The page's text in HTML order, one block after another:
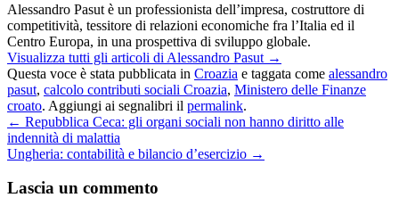
Alessandro Pasut è un professionista dell’impresa, costruttore di
competitività, tessitore di relazioni economiche fra l’Italia ed il
Centro Europa, in una prospettiva di sviluppo globale.
Visualizza tutti gli articoli di Alessandro Pasut →
Questa voce è stata pubblicata in Croazia e taggata come alessandro
pasut, calcolo contributi sociali Croazia, Ministero delle Finanze
croato. Aggiungi ai segnalibri il permalink.
← Repubblica Ceca: gli organi sociali non hanno diritto alle
indennità di malattia
Ungheria: contabilità e bilancio d’esercizio →
Lascia un commento